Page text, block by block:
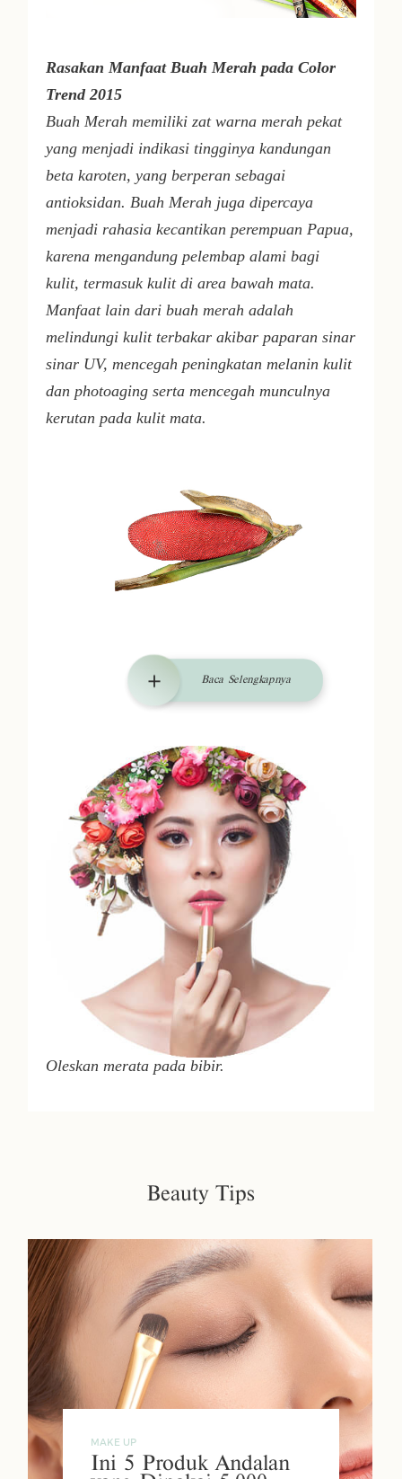
Rasakan Manfaat Buah Merah pada Color
Trend 2015
Buah Merah memiliki zat warna merah pekat
yang menjadi indikasi tingginya kandungan
beta karoten, yang berperan sebagai
antioksidan. Buah Merah juga dipercaya
menjadi rahasia kecantikan perempuan Papua,
karena mengandung pelembap alami bagi
kulit, termasuk kulit di area bawah mata.
Manfaat lain dari buah merah adalah
melindungi kulit terbakar akibar paparan sinar
sinar UV, mencegah peningkatan melanin kulit
dan photoaging serta mencegah munculnya
kerutan pada kulit mata.
Baca Selengkapnya
Oleskan merata pada bibir.
Beauty Tips
MAKE UP
Ini 5 Produk Andalan